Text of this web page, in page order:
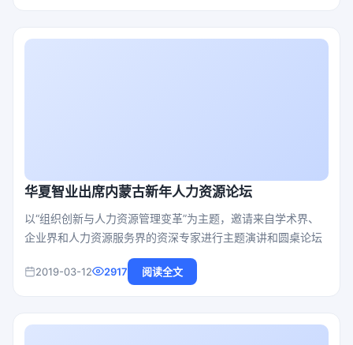
华夏智业出席内蒙古新年人力资源论坛
以“组织创新与人力资源管理变革”为主题，邀请来自学术界、
企业界和人力资源服务界的资深专家进行主题演讲和圆桌论坛
2019-03-12 2917 阅读全文